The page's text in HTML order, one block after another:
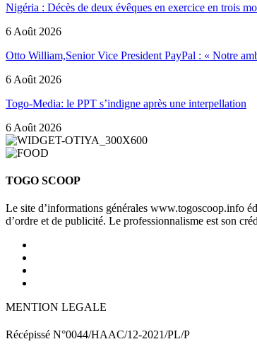
Nigéria : Décès de deux évêques en exercice en trois
6 Août 2026
Otto William,Senior Vice President PayPal : « Notre
6 Août 2026
Togo-Media: le PPT s’indigne après une interpellation
6 Août 2026
TOGO SCOOP
Le site d’informations générales www.togoscoop.info
d’ordre et de publicité. Le professionnalisme est son
MENTION LEGALE
Récépissé N°0044/HAAC/12-2021/PL/P